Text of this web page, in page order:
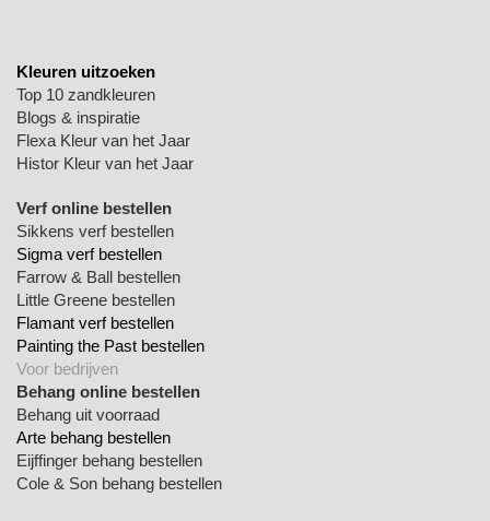
Kleuren uitzoeken
Top 10 zandkleuren
Blogs & inspiratie
Flexa Kleur van het Jaar
Histor Kleur van het Jaar
Verf online bestellen
Sikkens verf bestellen
Sigma verf bestellen
Farrow & Ball bestellen
Little Greene bestellen
Flamant verf bestellen
Painting the Past bestellen
Voor bedrijven
Behang online bestellen
Behang uit voorraad
Arte behang bestellen
Eijffinger behang bestellen
Cole & Son behang bestellen